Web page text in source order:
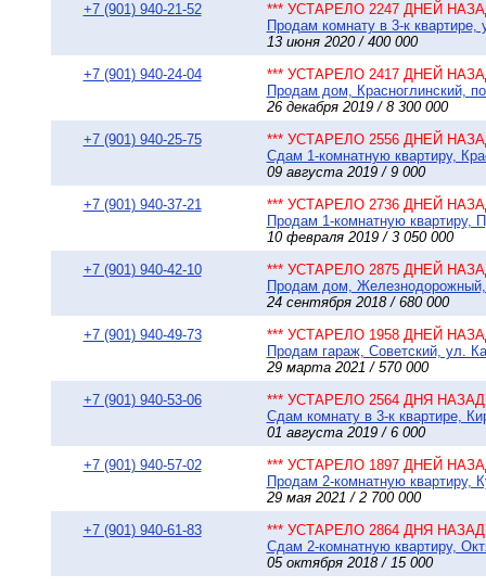
+7 (901) 940-21-52
*** УСТАРЕЛО 2247 ДНЕЙ
Продам комнату в 3-к квартире,
13 июня 2020 / 400 000
+7 (901) 940-24-04
*** УСТАРЕЛО 2417 ДНЕЙ
Продам дом, Красноглинский,
26 декабря 2019 / 8 300 000
+7 (901) 940-25-75
*** УСТАРЕЛО 2556 ДНЕЙ
Сдам 1-комнатную квартиру,
09 августа 2019 / 9 000
+7 (901) 940-37-21
*** УСТАРЕЛО 2736 ДНЕЙ
Продам 1-комнатную
10 февраля 2019 / 3 050 000
+7 (901) 940-42-10
*** УСТАРЕЛО 2875 ДНЕЙ
Продам дом,
24 сентября 2018 / 680 000
+7 (901) 940-49-73
*** УСТАРЕЛО 1958 ДНЕЙ
Продам гараж, Советский, ул.
29 марта 2021 / 570 000
+7 (901) 940-53-06
*** УСТАРЕЛО 2564 ДНЯ НАЗАД
Сдам комнату в 3-к квартире,
01 августа 2019 / 6 000
+7 (901) 940-57-02
*** УСТАРЕЛО 1897 ДНЕЙ
Продам 2-комнатную квартиру,
29 мая 2021 / 2 700 000
+7 (901) 940-61-83
*** УСТАРЕЛО 2864 ДНЯ НАЗАД
Сдам 2-комнатную квартиру,
05 октября 2018 / 15 000